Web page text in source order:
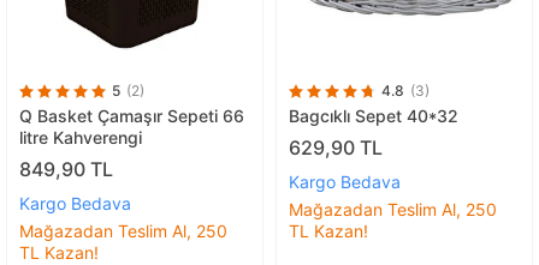
5 (2)
Q Basket Çamaşır Sepeti 66
litre Kahverengi
849,90 TL
Kargo Bedava
Mağazadan Teslim Al, 250
TL Kazan!
4.8 (3)
Bagcıklı Sepet 40*32
629,90 TL
Kargo Bedava
Mağazadan Teslim Al, 250
TL Kazan!